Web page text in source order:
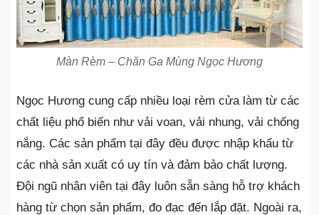
Màn Rèm – Chăn Ga Mùng Ngọc Hương
Ngọc Hương cung cấp nhiều loại rèm cửa làm từ các
chất liệu phổ biến như vải voan, vải nhung, vải chống
nắng. Các sản phẩm tại đây đều được nhập khẩu từ
các nhà sản xuất có uy tín và đảm bảo chất lượng.
Đội ngũ nhân viên tại đây luôn sẵn sàng hỗ trợ khách
hàng từ chọn sản phẩm, đo đạc đến lắp đặt. Ngoài ra,